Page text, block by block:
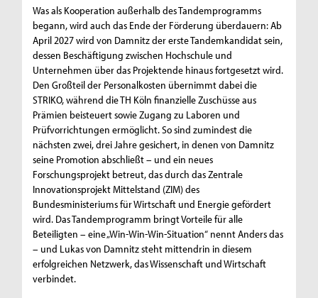
Was als Kooperation außerhalb des Tandemprogramms
begann, wird auch das Ende der Förderung überdauern: Ab
April 2027 wird von Damnitz der erste Tandemkandidat sein,
dessen Beschäftigung zwischen Hochschule und
Unternehmen über das Projektende hinaus fortgesetzt wird.
Den Großteil der Personalkosten übernimmt dabei die
STRIKO, während die TH Köln finanzielle Zuschüsse aus
Prämien beisteuert sowie Zugang zu Laboren und
Prüfvorrichtungen ermöglicht. So sind zumindest die
nächsten zwei, drei Jahre gesichert, in denen von Damnitz
seine Promotion abschließt – und ein neues
Forschungsprojekt betreut, das durch das Zentrale
Innovationsprojekt Mittelstand (ZIM) des
Bundesministeriums für Wirtschaft und Energie gefördert
wird. Das Tandemprogramm bringt Vorteile für alle
Beteiligten – eine „Win-Win-Win-Situation“ nennt Anders das
– und Lukas von Damnitz steht mittendrin in diesem
erfolgreichen Netzwerk, das Wissenschaft und Wirtschaft
verbindet.